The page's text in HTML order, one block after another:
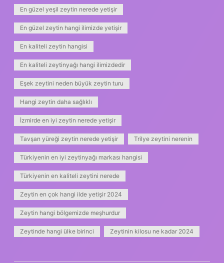
En güzel yeşil zeytin nerede yetişir
En güzel zeytin hangi ilimizde yetişir
En kaliteli zeytin hangisi
En kaliteli zeytinyağı hangi ilimizdedir
Eşek zeytini neden büyük zeytin turu
Hangi zeytin daha sağlıklı
İzmirde en iyi zeytin nerede yetişir
Tavşan yüreği zeytin nerede yetişir Trilye zeytini nerenin
Türkiyenin en iyi zeytinyağı markası hangisi
Türkiyenin en kaliteli zeytini nerede
Zeytin en çok hangi ilde yetişir 2024
Zeytin hangi bölgemizde meşhurdur
Zeytinde hangi ülke birinci Zeytinin kilosu ne kadar 2024